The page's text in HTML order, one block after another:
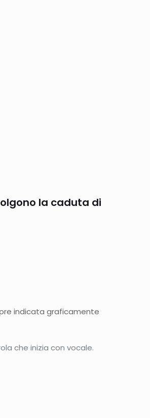
la caduta di
indicata graficamente
che inizia con vocale.